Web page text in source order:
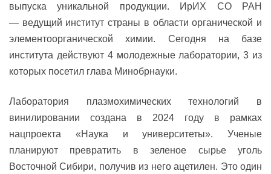
выпуска уникальной продукции. ИрИХ СО РАН
— ведущий институт страны в области органической и
элементоорганической химии. Сегодня на базе
института действуют 4 молодежные лаборатории, 3 из
которых посетил глава Минобрнауки.
Лаборатория плазмохимических технологий в
винилировании создана в 2024 году в рамках
нацпроекта «Наука и университеты». Ученые
планируют превратить в зеленое сырье уголь
Восточной Сибири, получив из него ацетилен. Это один